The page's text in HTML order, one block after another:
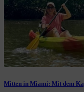
Mitten in Miami: Mit dem